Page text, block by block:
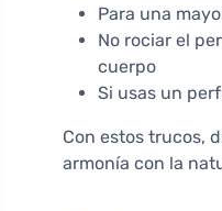
Para una
No rociar el
cuerpo
Si usas un
Con estos trucos,
armonía con la